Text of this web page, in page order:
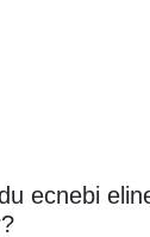
ecnebi